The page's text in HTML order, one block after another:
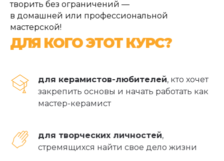
творить без ограничений —
в домашней или профессиональной
мастерской!
ДЛЯ КОГО ЭТОТ КУРС?
для керамистов-любителей, кто хочет
закрепить основы и начать работать как
мастер-керамист
для творческих личностей,
стремящихся найти свое дело жизни